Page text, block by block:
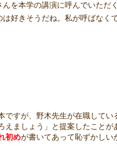
んを本学の講演に呼んでいただ
は好きそうだね。私が呼ばなく
ですが、野木先生が在職してい
えましょう」と提案したことが
初めが書いてあって恥ずかしい